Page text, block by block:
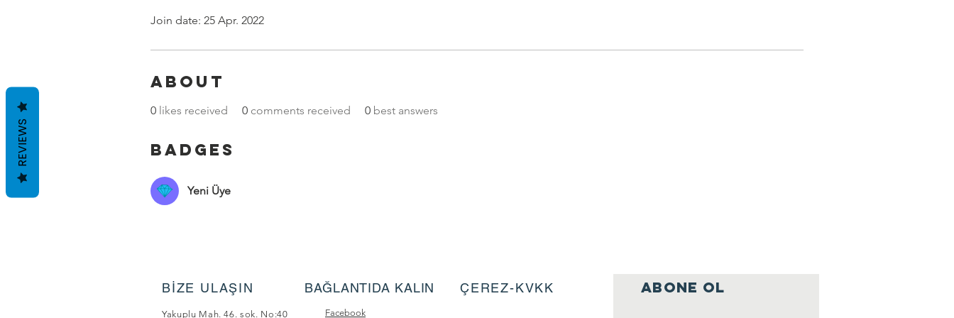
Join date: 25 Apr. 2022
About
0 likes received 0 comments received 0 best answers
Badges
Yeni Üye
BİZE ULAŞIN
Yakuplu Mah. 46. sok. No:40
BAĞLANTIDA KALIN
Facebook
ABONE OL
ÇEREZ-KVKK
REVIEWS